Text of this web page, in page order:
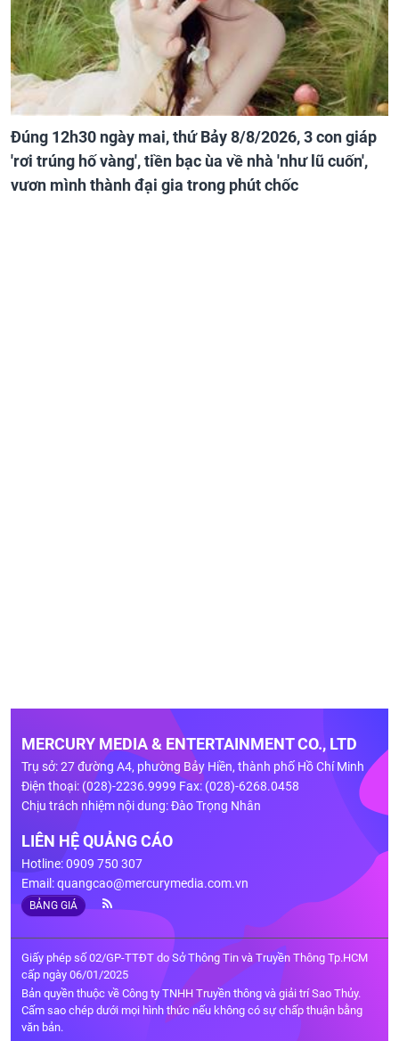
Đúng 12h30 ngày mai, thứ Bảy 8/8/2026, 3 con giáp
'rơi trúng hố vàng', tiền bạc ùa về nhà 'như lũ cuốn',
vươn mình thành đại gia trong phút chốc
MERCURY MEDIA & ENTERTAINMENT CO., LTD
Trụ sở: 27 đường A4, phường Bảy Hiền, thành phố Hồ Chí Minh
Điện thoại: (028)-2236.9999 Fax: (028)-6268.0458
Chịu trách nhiệm nội dung: Đào Trọng Nhân
LIÊN HỆ QUẢNG CÁO
Hotline: 0909 750 307
Email:quangcao@mercurymedia.com.vn
BẢNG GIÁ
Giấy phép số 02/GP-TTĐT do Sở Thông Tin và Truyền Thông Tp.HCM
cấp ngày 06/01/2025
Bản quyền thuộc về Công ty TNHH Truyền thông và giải trí Sao Thủy.
Cấm sao chép dưới mọi hình thức nếu không có sự chấp thuận bằng
văn bản.